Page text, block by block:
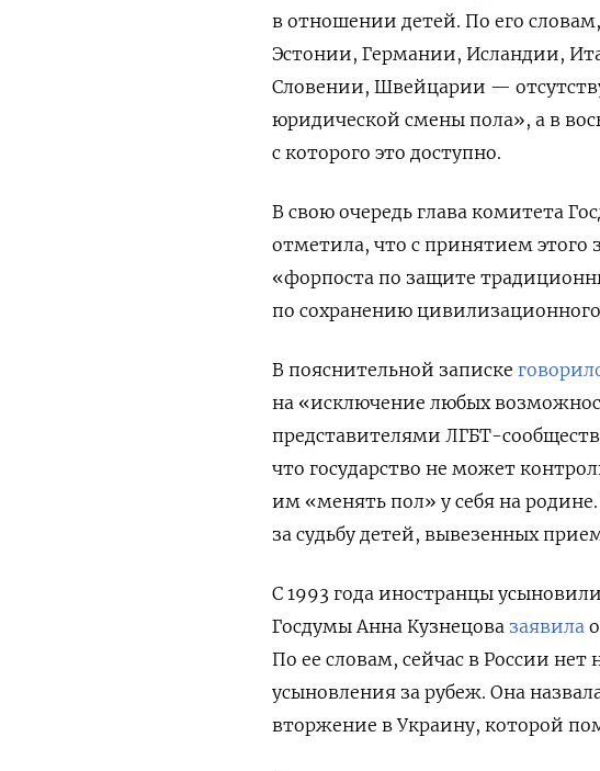
в отношении детей. По его
Эстонии, Германии, Исландии,
Словении, Швейцарии —
юридической смены пола», а в
с которого это доступно.
В свою очередь глава комитета
отметила, что с принятием этого
«форпоста по защите
по сохранению
В пояснительной записке
на «исключение любых
представителями ЛГБТ-
что государство не может
им «менять пол» у себя на
за судьбу детей, вывезенных
С 1993 года иностранцы
Госдумы Анна Кузнецова заявила
По ее словам, сейчас в России нет
усыновления за рубеж. Она
вторжение в Украину, которой